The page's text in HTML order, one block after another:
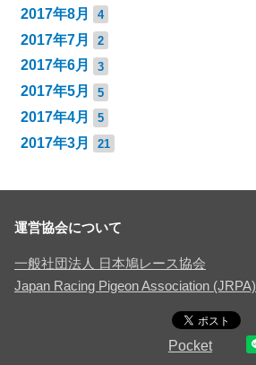
2017年8月 4
2017年7月 2
2017年6月 3
2017年5月 5
2017年4月 5
2017年3月 21
運営協会について
一般社団法人 日本鳩レース協会
Japan Racing Pigeon Association (JRPA)
Pocket